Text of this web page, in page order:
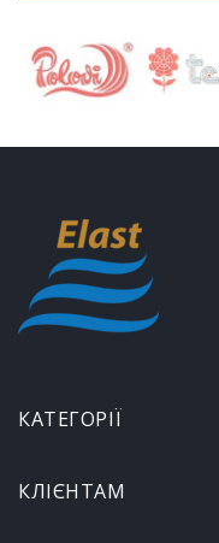
КАТЕГОРІЇ
КЛІЄНТАМ